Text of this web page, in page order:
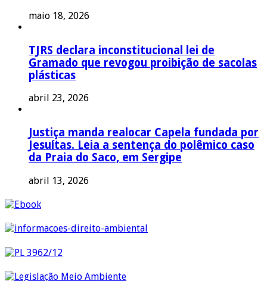
maio 18, 2026
TJRS declara inconstitucional lei de
Gramado que revogou proibição de sacolas
plásticas
abril 23, 2026
Justiça manda realocar Capela fundada por
Jesuítas. Leia a sentença do polêmico caso
da Praia do Saco, em Sergipe
abril 13, 2026